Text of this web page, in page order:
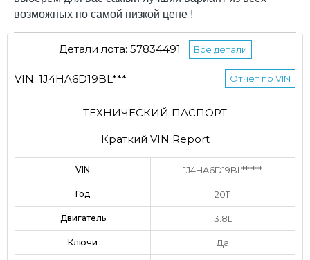
возможных по самой низкой цене !
Детали лота: 57834491 Все детали
VIN: 1J4HA6D19BL*** Отчет по VIN
ТЕХНИЧЕСКИЙ ПАСПОРТ
Краткий VIN Report
VIN 1J4HA6D19BL******
Год 2011
Двигатель 3.8L
Ключи Да